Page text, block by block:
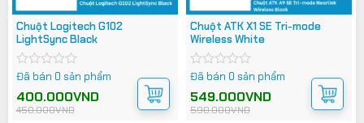
Chuột Logitech G102
LightSync Black
Được
hạng
0
Đã bán 0 sản phẩm
450.000VND
Giá
gốc
là:
400.000VND
Giá
hiện
tại
Chuột ATK X1 SE Tri-mode
Wireless White
Được
hạng
0
Đã bán 0 sản phẩm
590.000VND
Giá
gốc
là:
549.000VND
Giá
hiện
tại